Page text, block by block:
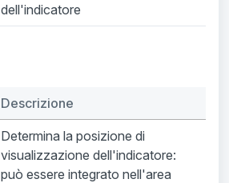
dell'indicatore
Descrizione
Determina la posizione di
visualizzazione dell'indicatore:
può essere integrato nell'area